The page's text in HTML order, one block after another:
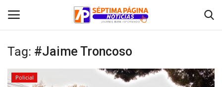
Inicio
Tag: #Jaime Troncoso
Policial